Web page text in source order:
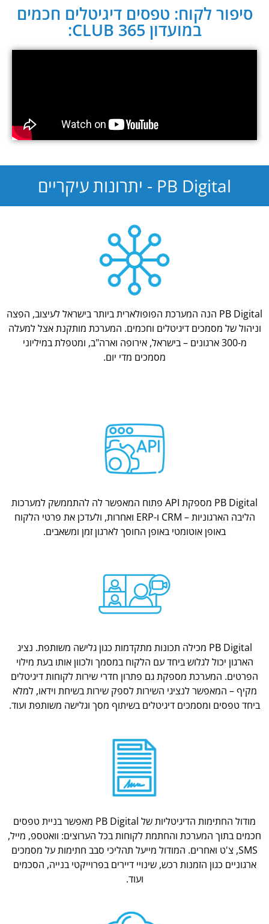
סיפור לקוח: טפסים דיגיטלים חכמים
במועדון CLUB 365:
PB Digital - יתרונות עיקריים
PB Digital הנה המערכת הפופולארית ביותר בישראל לעיצוב, הפצה
וניהול של מסמכים דיגיטלים וחכמים. המערכת מותקנת אצל למעלה
מ-300 ארגונים – בישראל, אירופה וארה"ב, ומטפלת במיליוני
מסמכים מדי יום.
PB Digital מספקת API פתוח המאפשר לה להתממשק למערכות
הליבה הארגוניות – CRM ו-ERP ואחרות, ולעדכן את פרטי הלקוח
באופן אוטומטי באופן החוסך לארגון זמן ומשאבים.
PB Digital מכילה תכונות מתקדמות כגון גלישה משותפת. נציג
הארגון יכול לגלוש ביחד עם הלקוח במסמך ולכוון אותו בעת מילוי
הפרטים. המערכת מספקת גם פתרון חדרי שירות לקוחות דיגיטלים
מקיף – המאפשר לנציגי השירות לספק שירות בשיחת וידאו, למלא
ביחד טפסים ומסמכים דיגיטלים בשיתוף מסך וגלישה משותפת ועוד.
מודול החתימות הדיגיטליות של PB Digital מאפשר בניית טפסים
חכמים בתוך המערכת והחתמת לקוחות בכל הערוצים: וואטספ, מייל,
SMS, צ'ט ואחרים. המודול מייעל תהליכי סבב חתימות על מסמכים
ארגוניים כגון הזמנות רכש, שינויי דיירים בפרוייקטי בנייה, הסכמים
ועוד.